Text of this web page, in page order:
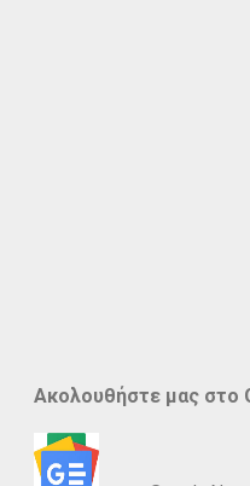
Ακολουθήστε μας στο